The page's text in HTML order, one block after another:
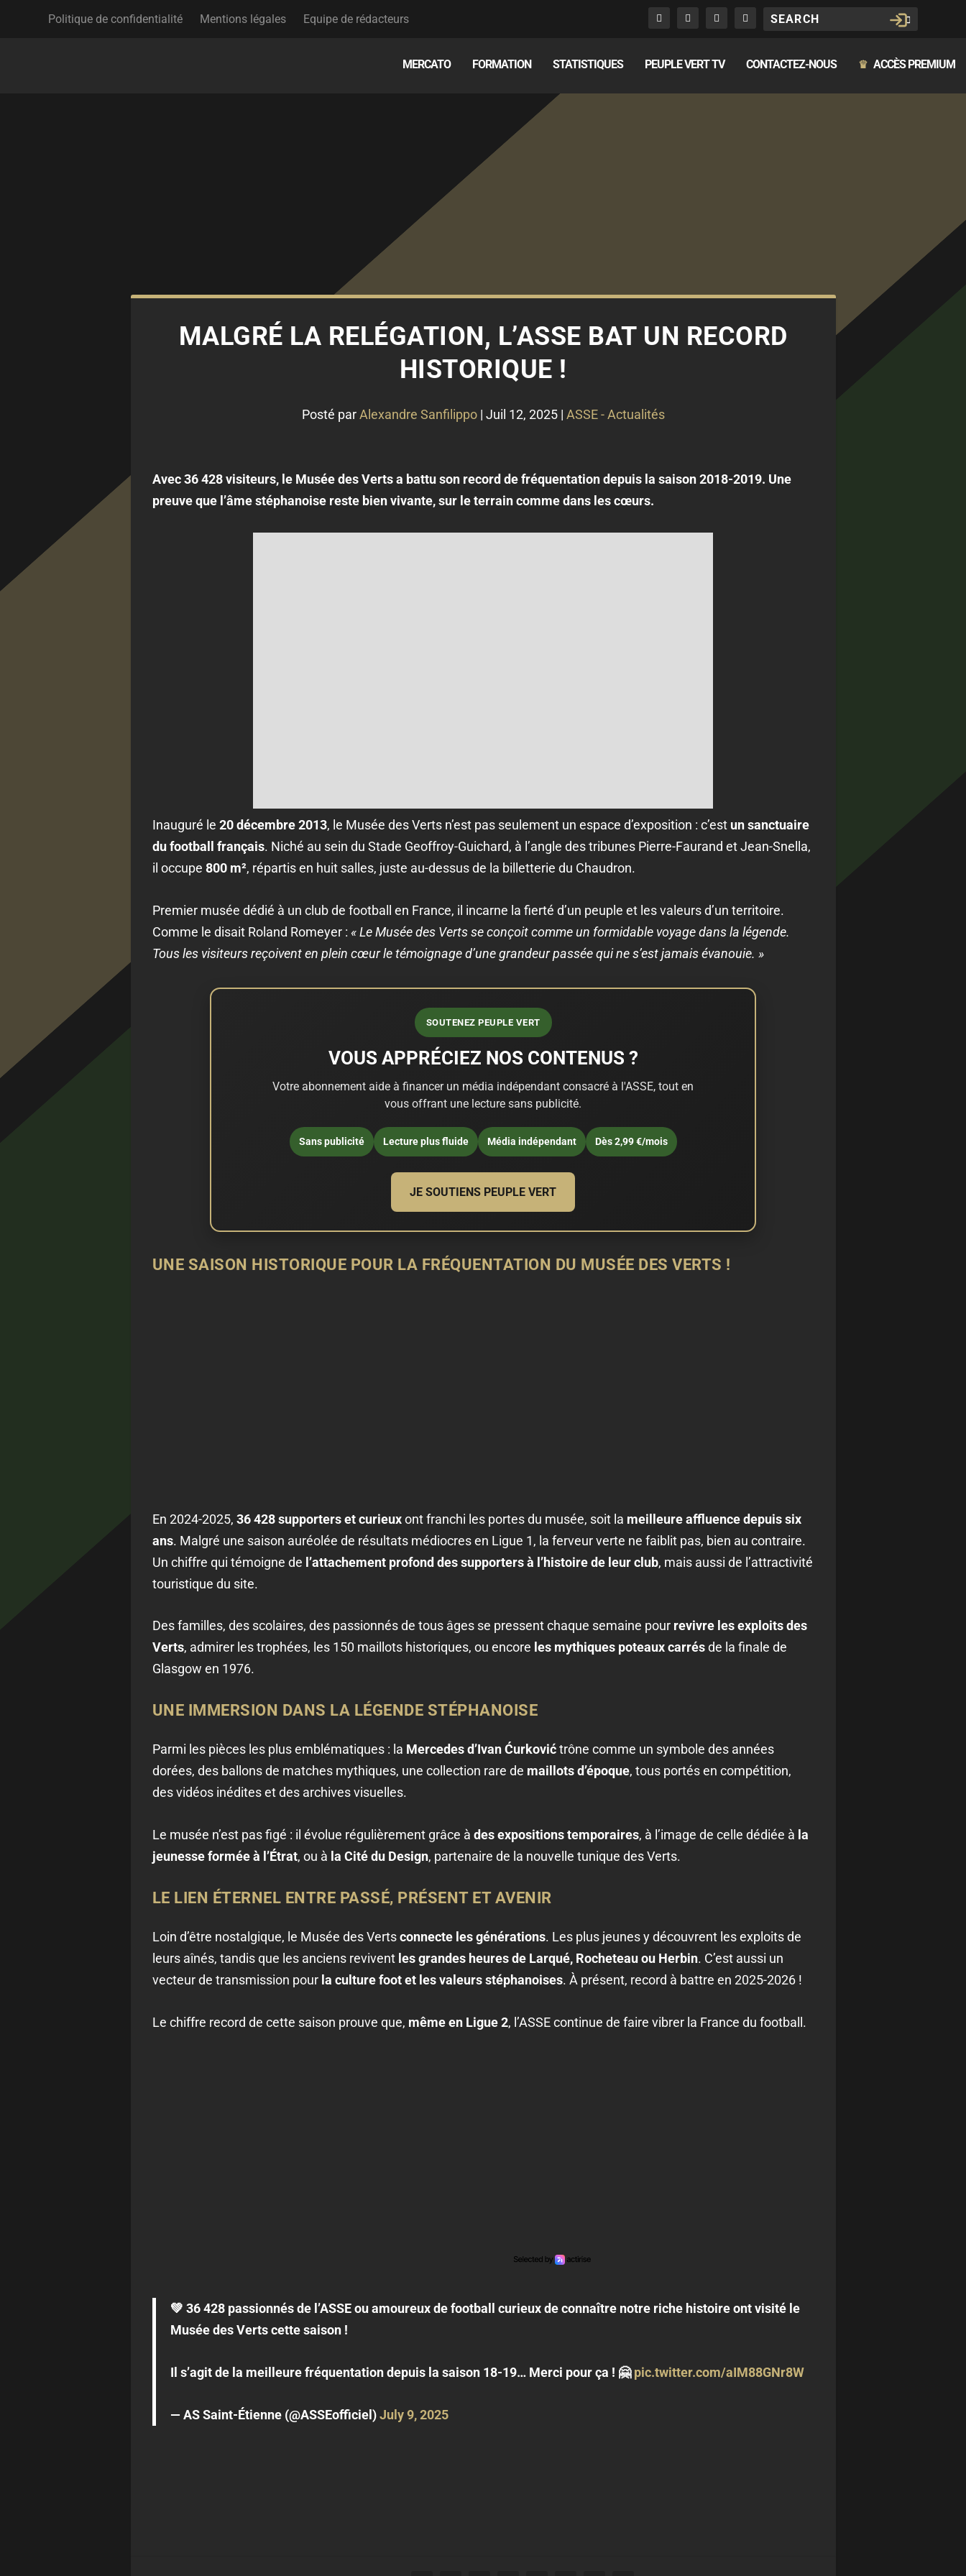
Politique de confidentialité Mentions légales Equipe de rédacteurs
MERCATO FORMATION STATISTIQUES PEUPLE VERT TV CONTACTEZ-NOUS ♛ ACCÈS PREMIUM
MALGRÉ LA RELÉGATION, L’ASSE BAT UN RECORD
HISTORIQUE !
Posté parAlexandre Sanfilippo| Juil 12, 2025| ASSE - Actualités
Avec 36 428 visiteurs, le Musée des Verts a battu son record de fréquentation depuis la saison 2018-2019. Une
preuve que l’âme stéphanoise reste bien vivante, sur le terrain comme dans les cœurs.
Inauguré le 20 décembre 2013, le Musée des Verts n’est pas seulement un espace d’exposition : c’est un sanctuaire
du football français. Niché au sein du Stade Geoffroy-Guichard, à l’angle des tribunes Pierre-Faurand et Jean-Snella,
il occupe 800 m², répartis en huit salles, juste au-dessus de la billetterie du Chaudron.
Premier musée dédié à un club de football en France, il incarne la fierté d’un peuple et les valeurs d’un territoire.
Comme le disait Roland Romeyer : « Le Musée des Verts se conçoit comme un formidable voyage dans la légende.
Tous les visiteurs reçoivent en plein cœur le témoignage d’une grandeur passée qui ne s’est jamais évanouie. »
SOUTENEZ PEUPLE VERT
VOUS APPRÉCIEZ NOS CONTENUS ?
Votre abonnement aide à financer un média indépendant consacré à l'ASSE, tout en
vous offrant une lecture sans publicité.
Sans publicité Lecture plus fluide Média indépendant Dès 2,99 €/mois
JE SOUTIENS PEUPLE VERT
UNE SAISON HISTORIQUE POUR LA FRÉQUENTATION DU MUSÉE DES VERTS !
En 2024-2025, 36 428 supporters et curieuxont franchi les portes du musée, soit la meilleure affluence depuis six
ans. Malgré une saison auréolée de résultats médiocres en Ligue 1, la ferveur verte ne faiblit pas, bien au contraire.
Un chiffre qui témoigne de l’attachement profond des supporters à l’histoire de leur club, mais aussi de l’attractivité
touristique du site.
Des familles, des scolaires, des passionnés de tous âges se pressent chaque semaine pour revivre les exploits des
Verts, admirer les trophées, les 150 maillots historiques, ou encore les mythiques poteaux carrésde la finale de
Glasgow en 1976.
UNE IMMERSION DANS LA LÉGENDE STÉPHANOISE
Parmi les pièces les plus emblématiques : la Mercedes d’Ivan Ćurkovićtrône comme un symbole des années
dorées, des ballons de matches mythiques, une collection rare de maillots d’époque, tous portés en compétition,
des vidéos inédites et des archives visuelles.
Le musée n’est pas figé : il évolue régulièrement grâce à des expositions temporaires, à l’image de celle dédiée à la
jeunesse formée à l’Étrat, ou à la Cité du Design, partenaire de la nouvelle tunique des Verts.
LE LIEN ÉTERNEL ENTRE PASSÉ, PRÉSENT ET AVENIR
Loin d’être nostalgique, le Musée des Vertsconnecte les générations. Les plus jeunes y découvrent les exploits de
leurs aînés, tandis que les anciens revivent les grandes heures de Larqué, Rocheteau ou Herbin. C’est aussi un
vecteur de transmission pour la culture foot et les valeurs stéphanoises. À présent, record à battre en 2025-2026 !
Le chiffre record de cette saison prouve que, même en Ligue 2, l’ASSE continue de faire vibrer la France du football.
💚 36 428 passionnés de l’ASSE ou amoureux de football curieux de connaître notre riche histoire ont visité le
Musée des Verts cette saison !
Il s’agit de la meilleure fréquentation depuis la saison 18-19… Merci pour ça ! 🤗pic.twitter.com/aIM88GNr8W
— AS Saint-Étienne (@ASSEofficiel)July 9, 2025